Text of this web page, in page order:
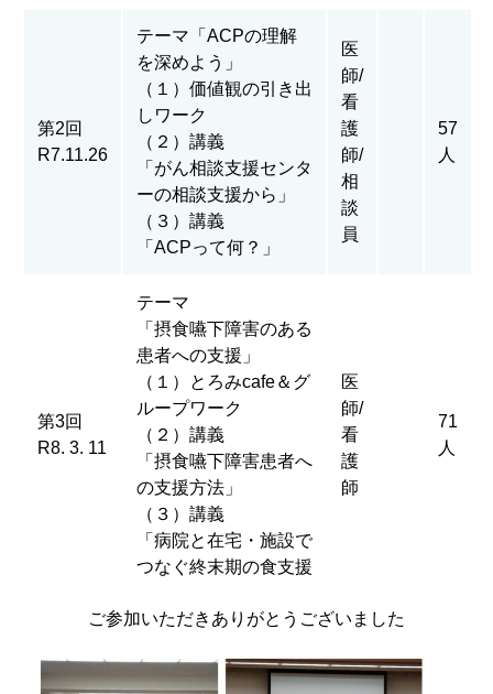
第2回
R7.11.26
テーマ「ACPの理解
を深めよう」
（１）価値観の引き出
しワーク
（２）講義
「がん相談支援センタ
ーの相談支援から」
（３）講義
「ACPって何？」
医
師/
看
護
師/
相
談
員
57
人
第3回
R8. 3. 11
テーマ
「摂食嚥下障害のある
患者への支援」
（１）とろみcafe＆グ
ループワーク
（２）講義
「摂食嚥下障害患者へ
の支援方法」
（３）講義
「病院と在宅・施設で
つなぐ終末期の食支援
医
師/
看
護
師
71
人
ご参加いただきありがとうございました